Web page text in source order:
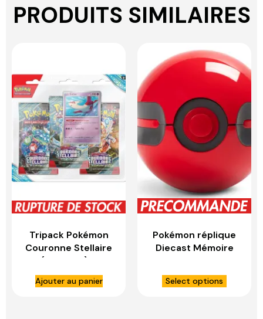
PRODUITS SIMILAIRES
Tripack Pokémon
Couronne Stellaire
(Français) –
ASMODEE
Ajouter au panier
Pokémon réplique
Diecast Mémoire
COMPANY
Select options